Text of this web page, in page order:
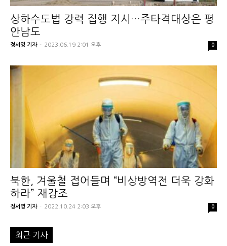
상하수도법 강력 집행 지시…주타격대상은 평
안남도
정서영 기자 - 2023.06.19 2:01 오후 0
북한, 겨울철 접어들며 “비상방역전 더욱 강화
하라” 재강조
정서영 기자 - 2022.10.24 2:03 오후 0
최근 기사